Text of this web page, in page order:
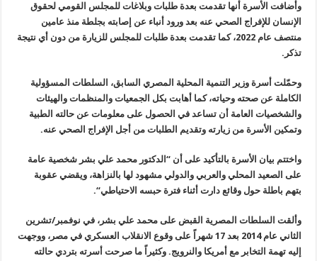
وأضافت الأسرة أنها تقدمت بعدة طلبات وبلاغات للمجلس القومي لحقوق
الإنسان للإفراج الصحي عنه بعد ورود أنباء عن إصابته بجلطة منذ عامين
منتصف
عام 2022، كما تقدمت بعدة طلبات للمجلس للزيارة من دون أي نتيجة
تذكر .
وحمّلت أسرة وزير التنمية المحلية المصري السابق، السلطات المسؤولية
الكاملة عن صحته وحياته، كما أهابت بكل الجمعيات والمنظمات والهيئات
والشخصيات العامة أن تساعد في الحصول على معلومات عن حالته الطبية
وتمكين الأسرة من زيارته وتقديم الطلبات من أجل الإفراج الصحي عنه.
واختتم بيان الأسرة بالتأكيد على أن “الدكتور محمد علي بشر شخصية عامة
على الصعيد المحلي والعربي والدولي مشهود لها بالنزاهة، ويقضي عقوبة
بتهم باطلة حول وقائع دارت أثناء فترة حبسه الاحتياطي“.
وألقت السلطات المصرية القبض على محمد علي بشر، في نوفمبر/تشرين
الثاني
عام 2014 بعد 17 شهراً على وقوع الانقلاب العسكري في مصر، ووجهت
إليه تهمة التخابر مع أمريكا والنرويج. وكثيراً ما صرحت أسرته بتردي حالته